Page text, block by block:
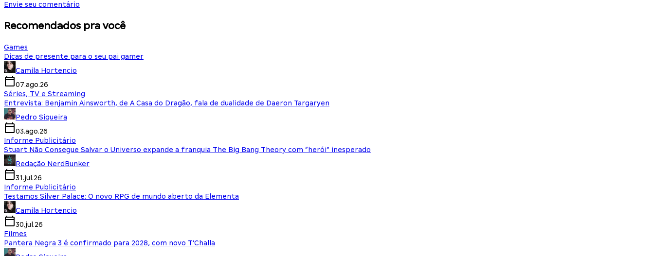
Envie seu comentário
Recomendados pra você
Games
Dicas de presente para o seu pai gamer
Camila Hortencio
07.ago.26
Séries, TV e Streaming
Entrevista: Benjamin Ainsworth, de A Casa do Dragão, fala de dualidade de Daeron Targaryen
Pedro Siqueira
03.ago.26
Informe Publicitário
Stuart Não Consegue Salvar o Universo expande a franquia The Big Bang Theory com “herói” inesperado
Redação NerdBunker
31.jul.26
Informe Publicitário
Testamos Silver Palace: O novo RPG de mundo aberto da Elementa
Camila Hortencio
30.jul.26
Filmes
Pantera Negra 3 é confirmado para 2028, com novo T'Challa